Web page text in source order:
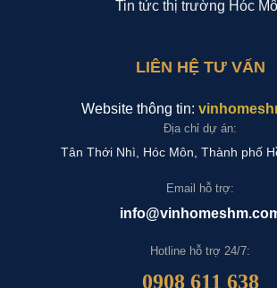
Tin tức thị trường Hóc
LIÊN HỆ TƯ VẤN
Website thông tin:
Địa chỉ dự án:
Tân Thới Nhì, Hóc Môn, Thành phố
Email hỗ trợ:
Hotline hỗ trợ 24/7:
0908 611 638